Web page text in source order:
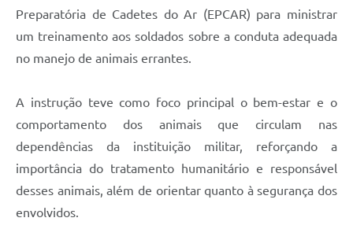
SIC
Preparatória de Cadetes do Ar (EPCAR) para ministrar
um treinamento aos soldados sobre a conduta adequada
no manejo de animais errantes.
A instrução teve como foco principal o bem-estar e o
comportamento dos animais que circulam nas
dependências da instituição militar, reforçando a
importância do tratamento humanitário e responsável
desses animais, além de orientar quanto à segurança dos
envolvidos.